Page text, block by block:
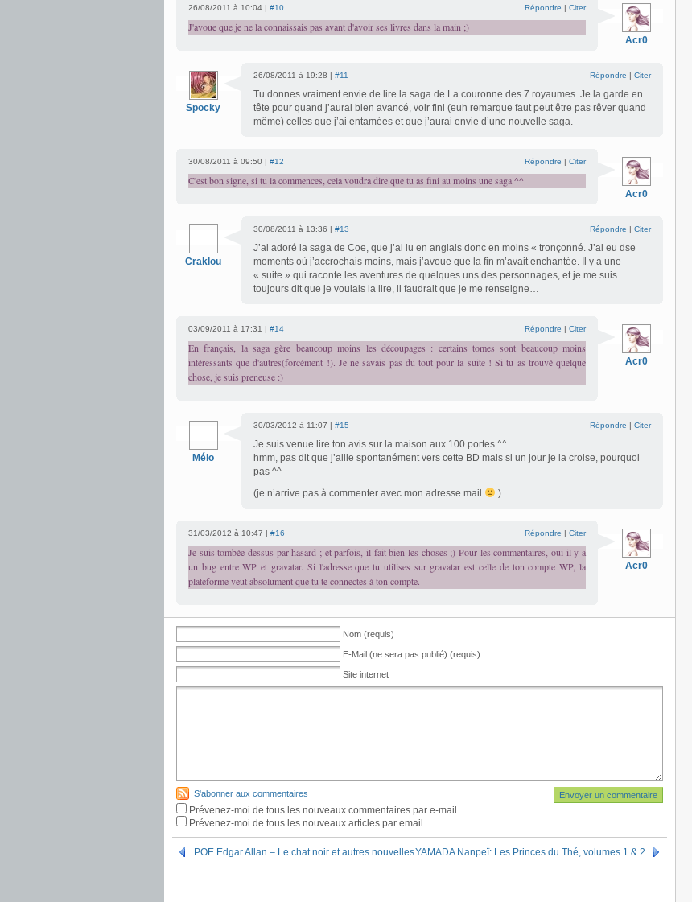
Acr0
26/08/2011 à 10:04 | #10 Répondre | Citer
J'avoue que je ne la connaissais pas avant d'avoir ses livres dans la main ;)
Spocky
26/08/2011 à 19:28 | #11 Répondre | Citer
Tu donnes vraiment envie de lire la saga de La couronne des 7 royaumes. Je la garde en
tête pour quand j’aurai bien avancé, voir fini (euh remarque faut peut être pas rêver quand
même) celles que j’ai entamées et que j’aurai envie d’une nouvelle saga.
Acr0
30/08/2011 à 09:50 | #12 Répondre | Citer
C'est bon signe, si tu la commences, cela voudra dire que tu as fini au moins une saga ^^
Craklou
30/08/2011 à 13:36 | #13 Répondre | Citer
J’ai adoré la saga de Coe, que j’ai lu en anglais donc en moins « tronçonné. J’ai eu dse
moments où j’accrochais moins, mais j’avoue que la fin m’avait enchantée. Il y a une
« suite » qui raconte les aventures de quelques uns des personnages, et je me suis
toujours dit que je voulais la lire, il faudrait que je me renseigne…
Acr0
03/09/2011 à 17:31 | #14 Répondre | Citer
En français, la saga gère beaucoup moins les découpages : certains tomes sont beaucoup moins
intéressants que d'autres(forcément !). Je ne savais pas du tout pour la suite ! Si tu as trouvé quelque
chose, je suis preneuse :)
Mélo
30/03/2012 à 11:07 | #15 Répondre | Citer
Je suis venue lire ton avis sur la maison aux 100 portes ^^
hmm, pas dit que j’aille spontanément vers cette BD mais si un jour je la croise, pourquoi
pas ^^
(je n’arrive pas à commenter avec mon adresse mail
)
Acr0
31/03/2012 à 10:47 | #16 Répondre | Citer
Je suis tombée dessus par hasard ; et parfois, il fait bien les choses ;) Pour les commentaires, oui il y a
un bug entre WP et gravatar. Si l'adresse que tu utilises sur gravatar est celle de ton compte WP, la
plateforme veut absolument que tu te connectes à ton compte.
Nom (requis)
E-Mail (ne sera pas publié) (requis)
Site internet
S'abonner aux commentaires
Prévenez-moi de tous les nouveaux commentaires par e-mail.
Prévenez-moi de tous les nouveaux articles par email.
POE Edgar Allan – Le chat noir et autres nouvellesYAMADA Nanpeï: Les Princes du Thé, volumes 1 & 2